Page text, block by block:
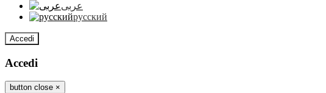
عربى
русский
Accedi
Accedi
button close ×